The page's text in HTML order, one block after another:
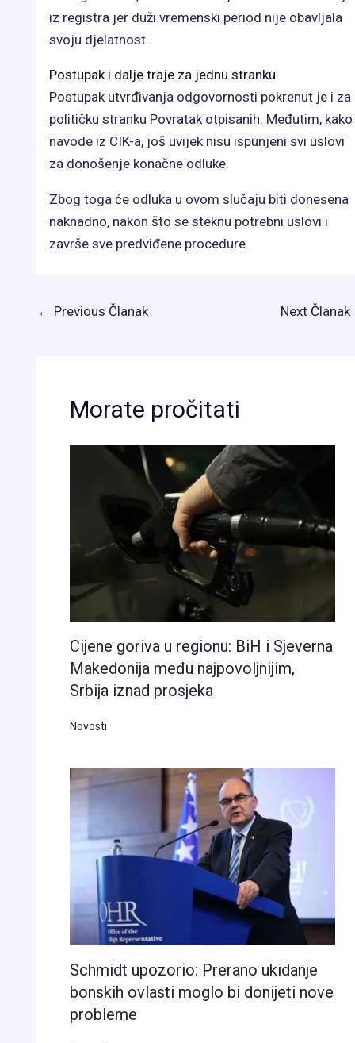
iz registra jer duži vremenski period nije obavljala
svoju djelatnost.
Postupak i dalje traje za jednu stranku
Postupak utvrđivanja odgovornosti pokrenut je i za
političku stranku Povratak otpisanih. Međutim, kako
navode iz CIK-a, još uvijek nisu ispunjeni svi uslovi
za donošenje konačne odluke.
Zbog toga će odluka u ovom slučaju biti donesena
naknadno, nakon što se steknu potrebni uslovi i
završe sve predviđene procedure.
← Previous Članak Next Članak
Morate pročitati
Cijene goriva u regionu: BiH i Sjeverna
Makedonija među najpovoljnijim,
Srbija iznad prosjeka
Novosti
Schmidt upozorio: Prerano ukidanje
bonskih ovlasti moglo bi donijeti nove
probleme